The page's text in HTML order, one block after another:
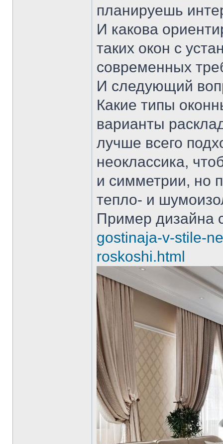
планируешь
И какова
таких окон с
современных
И следующий
Какие типы
варианты
лучше всего
неоклассика,
и симметрии, но
тепло- и
Пример дизайна
gostinaja-v-stile-
roskoshi.html